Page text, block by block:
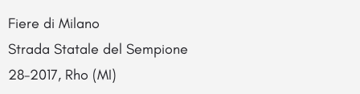
Fiere di Milano
Strada Statale del Sempione
28-2017, Rho (MI)